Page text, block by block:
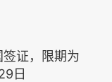
证，限期为
日